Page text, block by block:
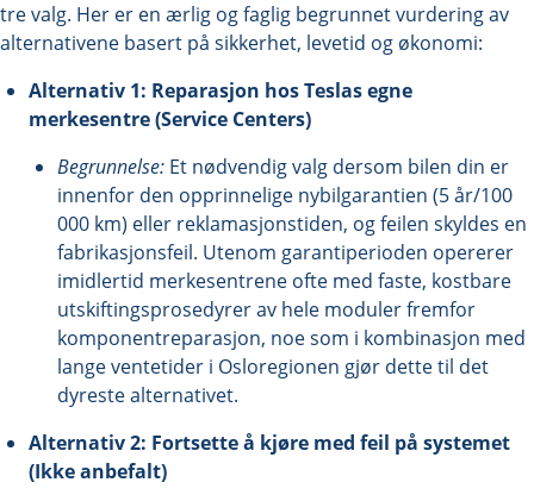
tre valg. Her er en ærlig og faglig begrunnet vurdering av
alternativene basert på sikkerhet, levetid og økonomi:
Alternativ 1: Reparasjon hos Teslas egne
merkesentre (Service Centers)
Begrunnelse: Et nødvendig valg dersom bilen din er
innenfor den opprinnelige nybilgarantien (5 år/100
000 km) eller reklamasjonstiden, og feilen skyldes en
fabrikasjonsfeil. Utenom garantiperioden opererer
imidlertid merkesentrene ofte med faste, kostbare
utskiftingsprosedyrer av hele moduler fremfor
komponentreparasjon, noe som i kombinasjon med
lange ventetider i Osloregionen gjør dette til det
dyreste alternativet.
Alternativ 2: Fortsette å kjøre med feil på systemet
(Ikke anbefalt)